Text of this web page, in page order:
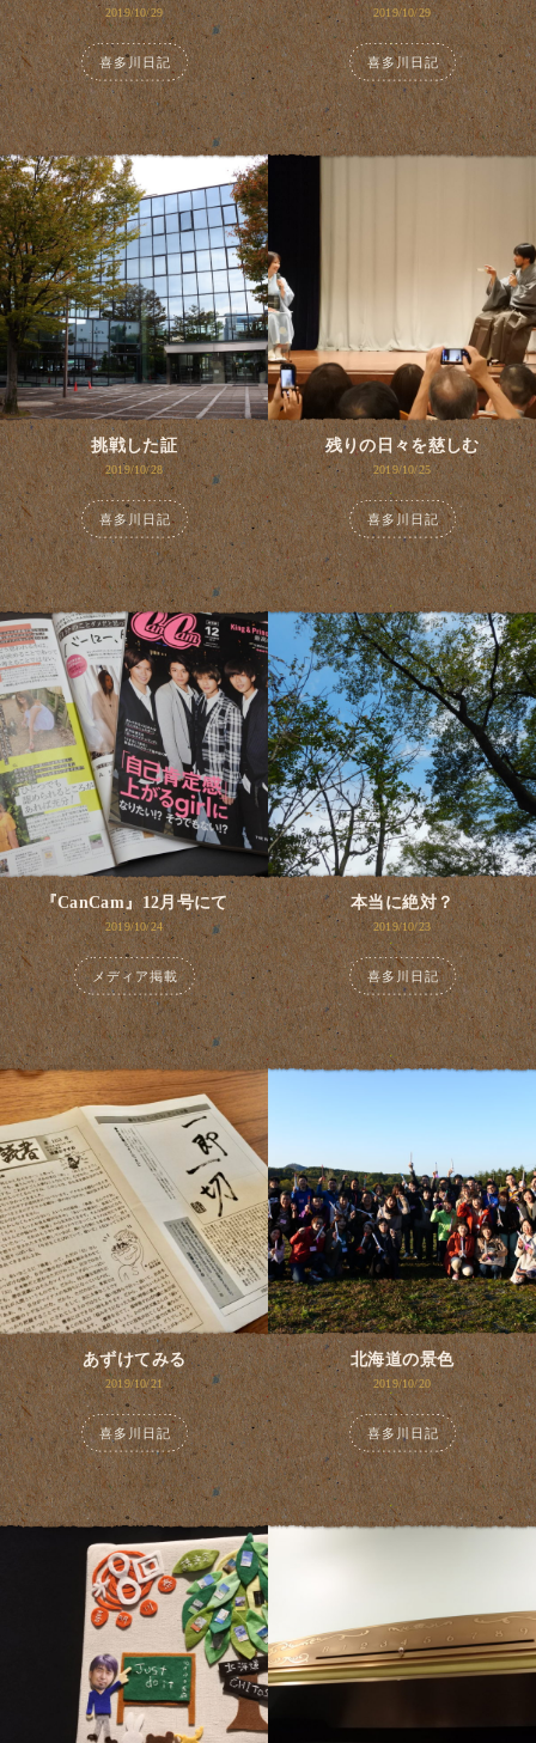
2019/10/29
喜多川日記
2019/10/29
喜多川日記
挑戦した証
2019/10/28
喜多川日記
残りの日々を慈しむ
2019/10/25
喜多川日記
『CanCam』12月号にて
2019/10/24
メディア掲載
本当に絶対？
2019/10/23
喜多川日記
あずけてみる
2019/10/21
喜多川日記
北海道の景色
2019/10/20
喜多川日記